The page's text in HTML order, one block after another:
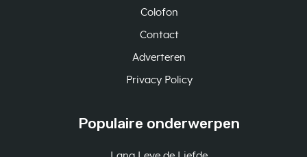
Colofon
Contact
Adverteren
Privacy Policy
Populaire onderwerpen